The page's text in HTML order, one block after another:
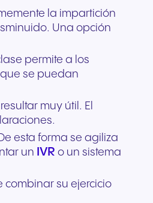
la impartición
Una opción
permite a los
se puedan
muy útil. El
esta forma se agiliza
un IVR o un sistema
combinar su ejercicio